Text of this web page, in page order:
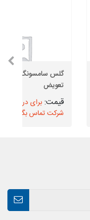
تعویض
برای دریافت
شرکت تماس بگیرید